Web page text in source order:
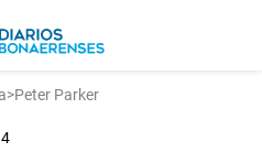
>Peter Parker